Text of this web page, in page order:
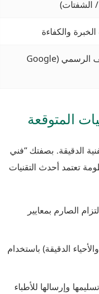
الشفتات)
والكفاءة
إلكترونياً عبر نموذج التوظيف الرسمي (Google
المتوقعة
الدقيقة. بصفتك “فني
تعتمد أحدث التقنيات
الصارم بمعايير
الدقيقة) باستخدام
وإرسالها للأطباء